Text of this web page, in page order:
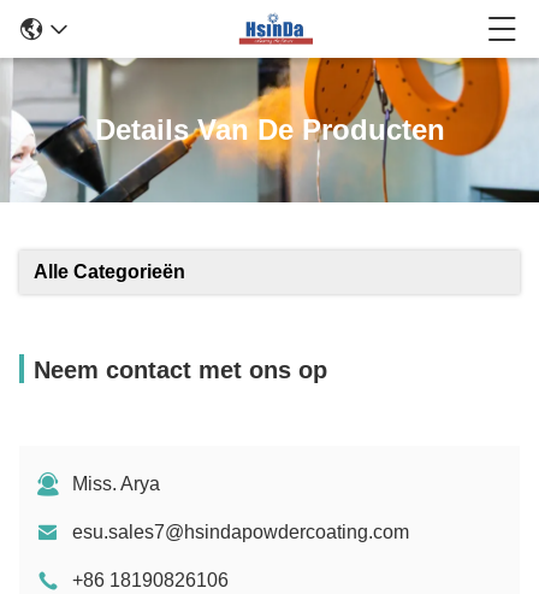
Details Van De Producten
Alle Categorieën
Neem contact met ons op
Miss. Arya
esu.sales7@hsindapowdercoating.com
+86 18190826106